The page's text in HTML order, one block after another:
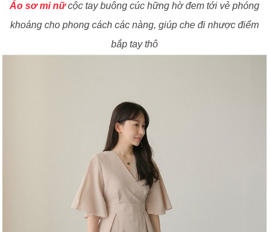
Áo sơ mi nữcộc tay buông cúc hững hờ đem tới vẻ phóng
khoáng cho phong cách các nàng, giúp che đi nhược điểm
bắp tay thô